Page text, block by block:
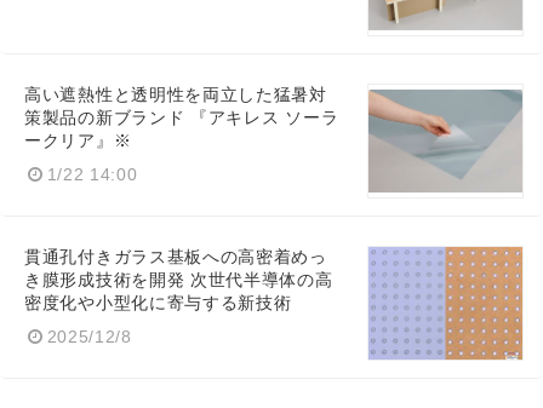
高い遮熱性と透明性を両立した猛暑対
策製品の新ブランド 『アキレス ソーラ
ークリア』※
1/22 14:00
貫通孔付きガラス基板への高密着めっ
き膜形成技術を開発 次世代半導体の高
密度化や小型化に寄与する新技術
2025/12/8